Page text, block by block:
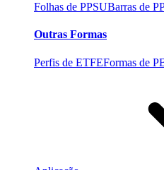
Folhas de PPSUBarras de
Outras Formas
Perfis de ETFEFormas de